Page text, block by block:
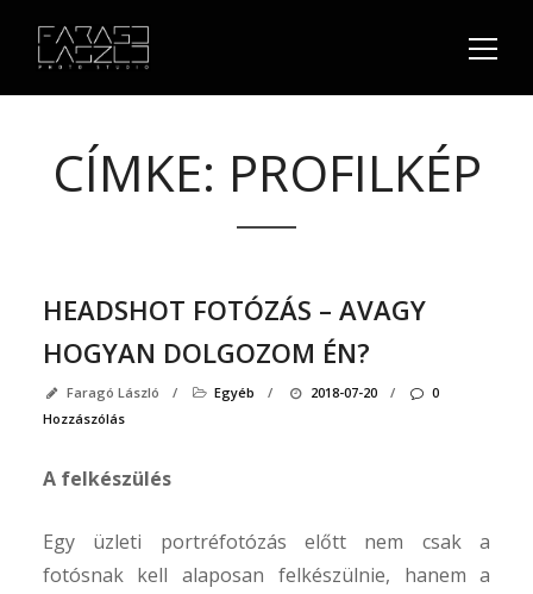
CÍMKE: PROFILKÉP
HEADSHOT FOTÓZÁS – AVAGY
HOGYAN DOLGOZOM ÉN?
Faragó László / Egyéb / 2018-07-20 /
0
Hozzászólás
A felkészülés
Egy üzleti portréfotózás előtt nem csak a
fotósnak kell alaposan felkészülnie, hanem a